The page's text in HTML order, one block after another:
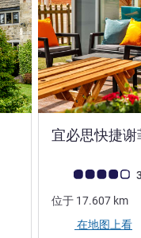
宜必思快捷
客户意见评级
位于 17.607 km
在地图上看